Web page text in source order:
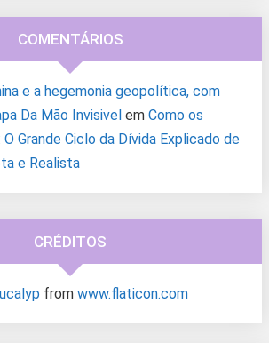
COMENTÁRIOS
e a hegemonia geopolítica, com
Da Mão Invisivel em Como os
O Grande Ciclo da Dívida Explicado de
e Realista
CRÉDITOS
from www.flaticon.com